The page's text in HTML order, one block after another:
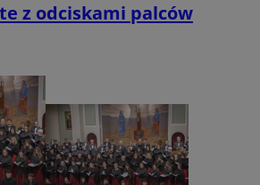
z odciskami palców